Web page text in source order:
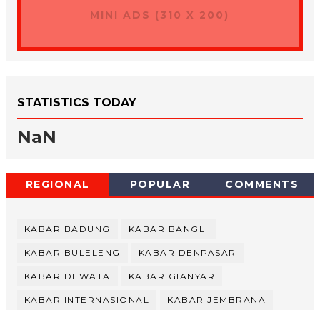
MINI ADS (310 X 200)
STATISTICS TODAY
NaN
REGIONAL POPULAR COMMENTS
KABAR BADUNG KABAR BANGLI
KABAR BULELENG KABAR DENPASAR
KABAR DEWATA KABAR GIANYAR
KABAR INTERNASIONAL KABAR JEMBRANA